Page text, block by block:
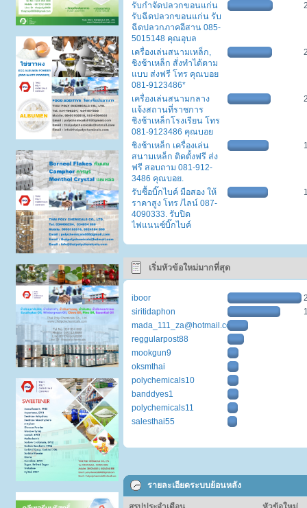
รับกำจัดปลวกขอนแก่น
รับฉีดปลวกขอนแก่น รับ
ฉีดปลวกภาคอีสาน 085-
5015148 คุณอุบล
เครื่องเล่นสนามเหล็ก,
ชิงช้าเหล็ก สั่งทำได้ตาม
แบบ ส่งฟรี โทร คุณบอย
081-9123486*
เครื่องเล่นสนามกลาง
แจ้งสถานที่ราชการ
ชิงช้าเหล็กโรงเรียน โทร
081-9123486 คุณบอย
ชิงช้าเหล็ก เครื่องเล่น
สนามเหล็ก ติดตั้งฟรี ส่ง
ฟรี สอบถาม 081-912-
3486 คุณบอย.
รับซื้อบิ๊กไบค์ มือสอง ให้
ราคาสูง โทร /ไลน์ 087-
4090333. รับปิด
ไฟแนนซ์บิ๊กไบค์
เริ่มหัวข้อใหม่มากที่สุด
iboor
siritidaphon
mada_111_za@hotmail.com
reggularpost88
mookgun9
oksmthai
polychemicals10
banddyes1
polychemicals11
salesthai55
รายละเอียดระบบย้อนหลัง